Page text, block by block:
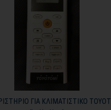
ΓΙΑ ΚΛΙΜΑΤΙΣΤΙΚΟ